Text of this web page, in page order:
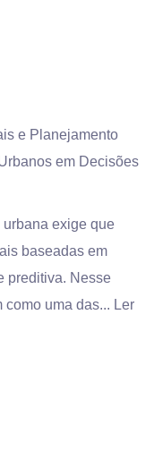
e Planejamento
em Decisões
exige que
baseadas em
preditiva. Nesse
como uma das... Ler